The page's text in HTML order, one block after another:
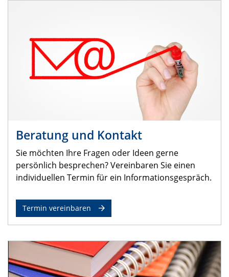
Beratung und Kontakt
Sie möchten Ihre Fragen oder Ideen gerne
persönlich besprechen? Vereinbaren Sie einen
individuellen Termin für ein Informationsgespräch.
Termin vereinbaren